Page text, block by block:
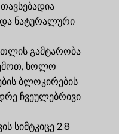
და ნატურალური
გამტარობა
ხოლო
ბლოკირების
ჩვეულებრივი
სიმტკიცე 2.8